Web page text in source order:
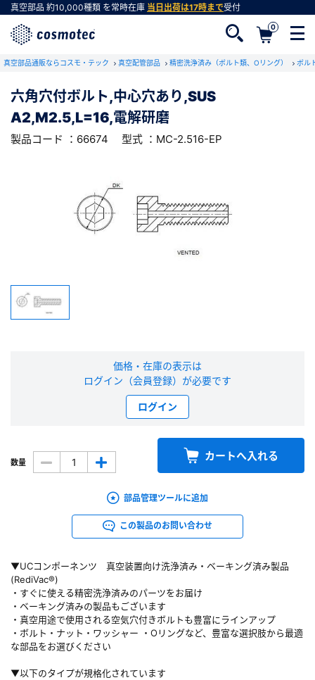
真空部品 約10,000種類 を常時在庫 当日出荷は17時まで受付
0
真空部品通販ならコスモ・テック 真空配管部品 精密洗浄済み（ボルト類、Oリング） ボル
六角穴付ボルト,中心穴あり,SUS
A2,M2.5,L=16,電解研磨
製品コード ：66674 型式 ：MC-2.516-EP
▼UCコンポーネンツ 真空装置向け洗浄済み・ベーキング済み製品
(RediVac®)
・すぐに使える精密洗浄済みのパーツをお届け
・ベーキング済みの製品もございます
・真空用途で使用される空気穴付きボルトも豊富にラインアップ
・ボルト・ナット・ワッシャー ・Oリングなど、豊富な選択肢から最適
な部品をお選びください
▼以下のタイプが規格化されています
価格・在庫の表示は
ログイン（会員登録）が必要です
ログイン
数量 カートへ入れる
部品管理ツールに追加
この製品のお問い合わせ
RoHS2適合報告書のダウンロード
下記製品のRoHS2適合報告書のダウンロードをします。
六角穴付ボルト,中心穴あり,SUS
A2,M2.5,L=16,電解研磨
型式 ：MC-2.516-EP 製品コード ：66674
会社・学校・研究機関名
会員登録がお済みでない方
会員登録をすれば、便利な機能がご利用いただけ
※新規会員登録をお申し込み頂いてから本登録となるまで、数日間かかる場合
があります。また当社の判断によりお断りする場合があります。
ログイン
※パスワードをお忘れの方は、パスワード再発行ページへ
※メールアドレスを忘れた方は、お問い合わせページよりお問い合わせくださ